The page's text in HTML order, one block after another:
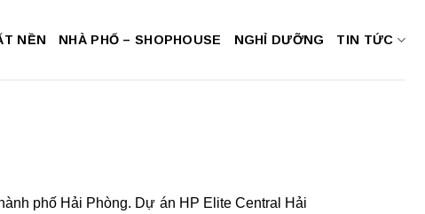
NỀN NHÀ PHỐ – SHOPHOUSE NGHỈ DƯỠNG TIN TỨC
phố Hải Phòng. Dự án HP Elite Central Hải